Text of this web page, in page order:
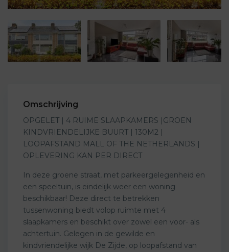
Omschrijving
OPGELET | 4 RUIME SLAAPKAMERS |GROEN
KINDVRIENDELIJKE BUURT | 130M2 |
LOOPAFSTAND MALL OF THE NETHERLANDS |
OPLEVERING KAN PER DIRECT
In deze groene straat, met parkeergelegenheid en
een speeltuin, is eindelijk weer een woning
beschikbaar! Deze direct te betrekken
tussenwoning biedt volop ruimte met 4
slaapkamers en beschikt over zowel een voor- als
achtertuin. Gelegen in de gewilde en
kindvriendelijke wijk De Zijde, op loopafstand van